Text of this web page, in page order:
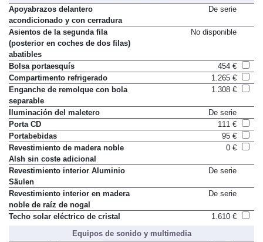
Apoyabrazos delantero
acondicionado y con cerradura
De serie
Asientos de la segunda fila
(posterior en coches de dos filas)
abatibles
No disponible
Bolsa portaesquís
454 €
Compartimento refrigerado
1.265 €
Enganche de remolque con bola
separable
1.308 €
Iluminación del maletero
De serie
Porta CD
111 €
Portabebidas
95 €
Revestimiento de madera noble
Alsh sin coste adicional
0 €
Revestimiento interior Aluminio
Säulen
De serie
Revestimiento interior en madera
noble de raíz de nogal
De serie
Techo solar eléctrico de cristal
1.610 €
Equipos de sonido y multimedia